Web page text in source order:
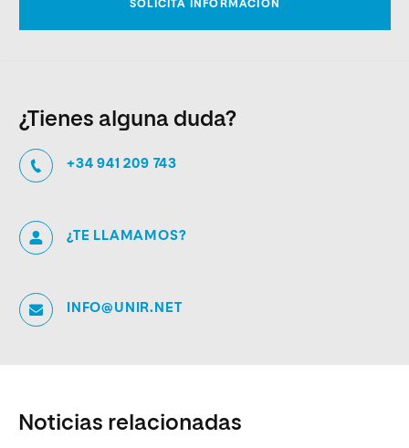
¿Tienes alguna duda?
+34 941 209 743
¿TE LLAMAMOS?
INFO@UNIR.NET
Noticias relacionadas